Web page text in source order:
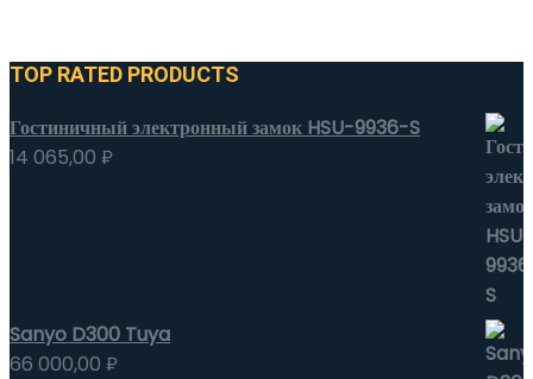
TOP RATED PRODUCTS
Гостиничный электронный замок HSU-9936-S
14 065,00 ₽
Sanyo D300 Tuya
66 000,00 ₽